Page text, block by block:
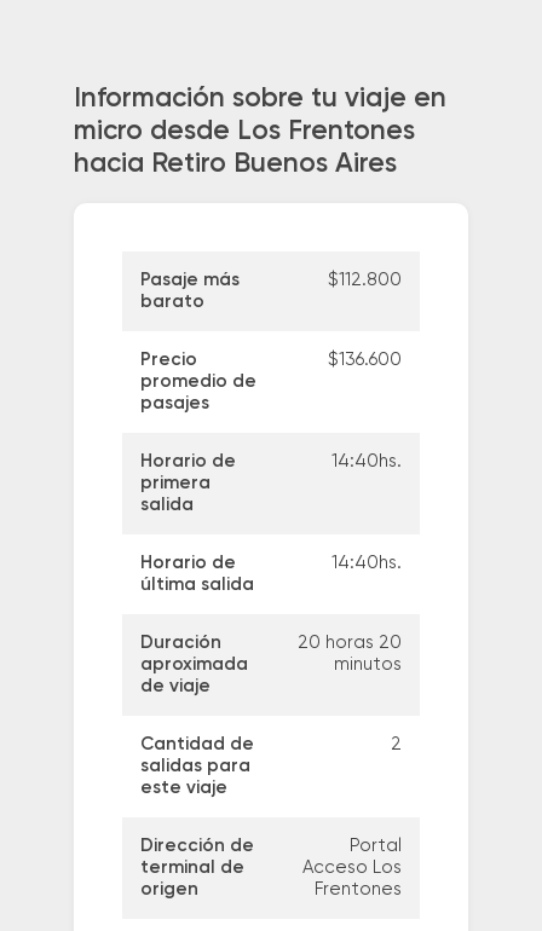
Información sobre tu viaje en
micro desde Los Frentones
hacia Retiro Buenos Aires
Pasaje más
barato
$112.800
Precio
promedio de
pasajes
$136.600
Horario de
primera
salida
14:40hs.
Horario de
última salida
14:40hs.
Duración
aproximada
de viaje
20 horas 20
minutos
Cantidad de
salidas para
este viaje
2
Dirección de
terminal de
origen
Portal
Acceso Los
Frentones